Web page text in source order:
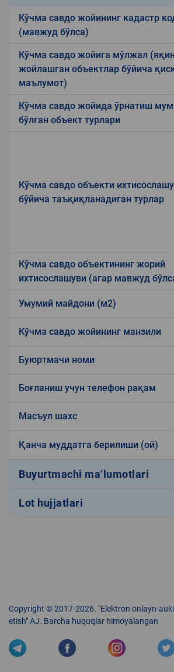
Кўчма савдо жойининг кадастр
(мавжуд бўлса)
Кўчма савдо жойига мўлжал
жойлашган объектлар бўйича
маълумот)
Кўчма савдо жойида ўрнатиш
бўлган объект турлари
Кўчма савдо объекти
бўйича таъқиқланадиган турлар
Кўчма савдо объектининг жорий
ихтисослашуви (агар мавжуд
Умумий майдони (м2)
Кўчма савдо жойининг манзили
Буюртмачи номи
Боғланиш учун телефон рақам
Масъул шахс
Қанча муддатга берилиши (ой)
Buyurtmachi ma’lumotlari
Lot hujjatlari
Copyright © 2017-2026. "Elektron onlayn-
etish" AJ. Barcha huquqlar himoyalangan